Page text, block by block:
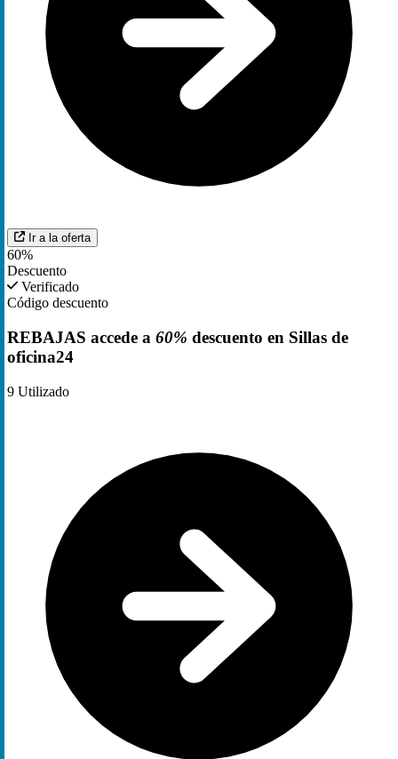
Ir a la oferta
60%
Descuento
Verificado
Código descuento
REBAJAS accede a 60% descuento en Sillas de
oficina24
9 Utilizado